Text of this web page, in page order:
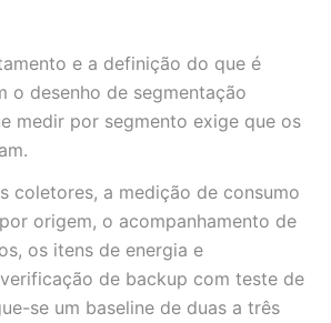
e a definição do que é
o desenho de segmentação
medir por segmento exige que os
coletores, a medição de consumo
origem, o acompanhamento de
os itens de energia e
de backup com teste de
se um baseline de duas a três